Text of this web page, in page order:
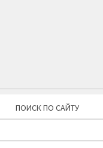
ПОИСК ПО САЙТУ